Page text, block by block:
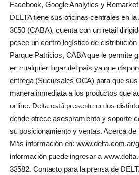
Facebook, Google Analytics y
DELTA tiene sus oficinas centrales en
3050 (CABA), cuenta con un retail
posee un centro logístico de distribución
Parque Patricios, CABA que le permite
en cualquier lugar del país ya que
entrega (Sucursales OCA) para que
manera inmediata a los productos que
online. Delta está presente en los
donde ofrece asesoramiento y soporte
su posicionamiento y ventas. Acerca de
Más información en: www.delta.com.ar/
información puede ingresar a
33582. Contacto para la prensa de